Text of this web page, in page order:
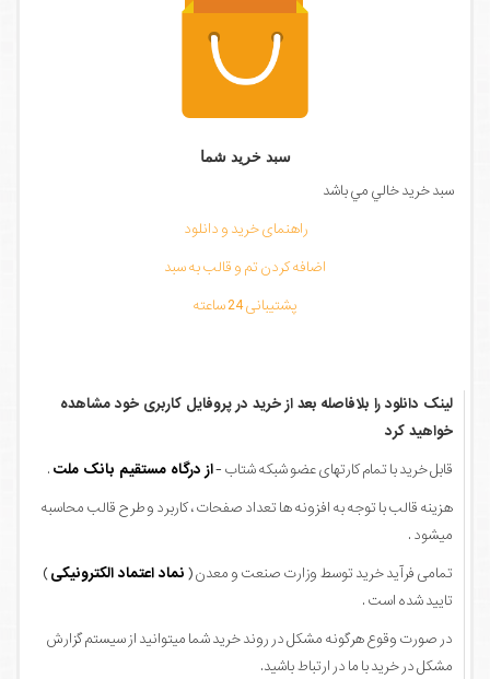
سبد خرید شما
سبد خرید خالي مي باشد
راهنمای خرید و دانلود
اضافه کردن تم و قالب به سبد
پشتیبانی 24 ساعته
لینک دانلود را بلافاصله بعد از خرید در پروفایل کاربری خود مشاهده
خواهید کرد
قابل خرید با تمام کارتهای عضو شبکه شتاب -از درگاه مستقیم بانک ملت .
هزینه قالب با توجه به افزونه ها تعداد صفحات ، کاربرد و طرح قالب محاسبه
میشود .
تمامی فرآید خرید توسط وزارت صنعت و معدن ( نماد اعتماد الکترونیکی)
تایید شده است .
در صورت وقوع هرگونه مشکل در روند خرید شما میتوانید از سیستم گزارش
مشکل در خرید با ما در ارتباط باشید.